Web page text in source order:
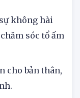
để thu
không hài
sóc tổ ấm
cho bản thân,